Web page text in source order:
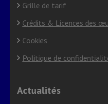
Grille de tarif
Crédits & Licences des
Cookies
Politique de
Actualités